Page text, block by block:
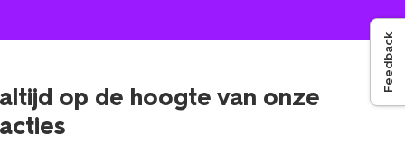
altijd op de hoogte van onze
acties
Feedback